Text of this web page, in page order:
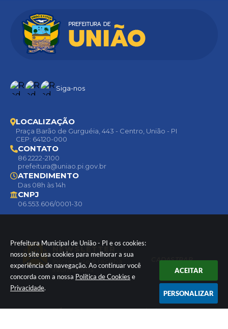
Prefeitura Municipal de União - PI e os cookies:
nosso site usa cookies para melhorar a sua
experiência de navegação. Ao continuar você
concorda com a nossa Política de Cookies e
Privacidade.
ACEITAR
PERSONALIZAR
Siga-nos
NEWSLETTER
Inscreva-se e receba
informativos
CADASTRAR
LOCALIZAÇÃO
Praça Barão de Gurguéia, 443 - Centro, União - PI
CEP: 64120-000
CONTATO
86 2222-2100
prefeitura@uniao.pi.gov.br
ATENDIMENTO
Das 08h às 14h
CNPJ
06.553.606/0001-30